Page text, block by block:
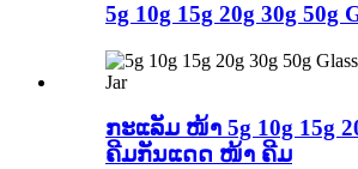
5g 10g 15g 20g 30g 50g
ກະແລັມ ໜ້າ 5g 10g 15g
ຄີມກັນແດດ ໜ້າ ຄີມ